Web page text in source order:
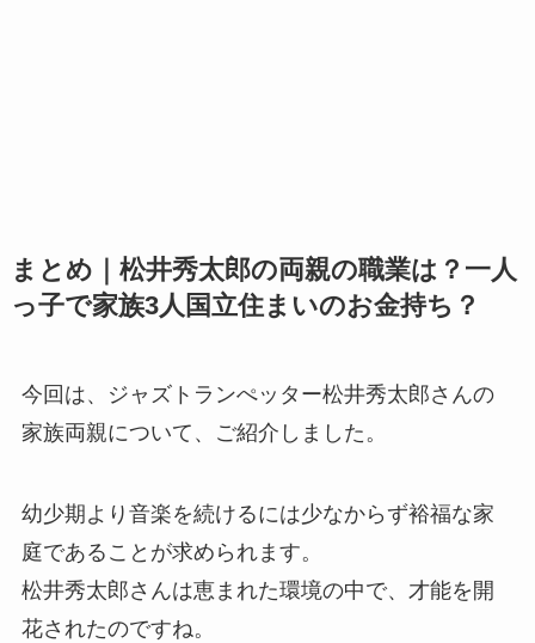
まとめ｜松井秀太郎の両親の職業は？一人
っ子で家族3人国立住まいのお金持ち？
今回は、ジャズトランぺッター松井秀太郎さんの
家族両親について、ご紹介しました。
幼少期より音楽を続けるには少なからず裕福な家
庭であることが求められます。
松井秀太郎さんは恵まれた環境の中で、才能を開
花されたのですね。